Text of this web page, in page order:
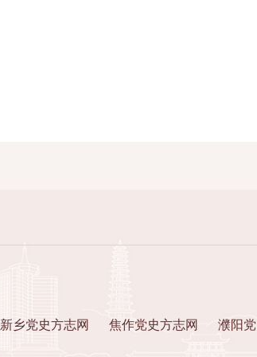
新乡党史方志网 焦作党史方志网 濮阳